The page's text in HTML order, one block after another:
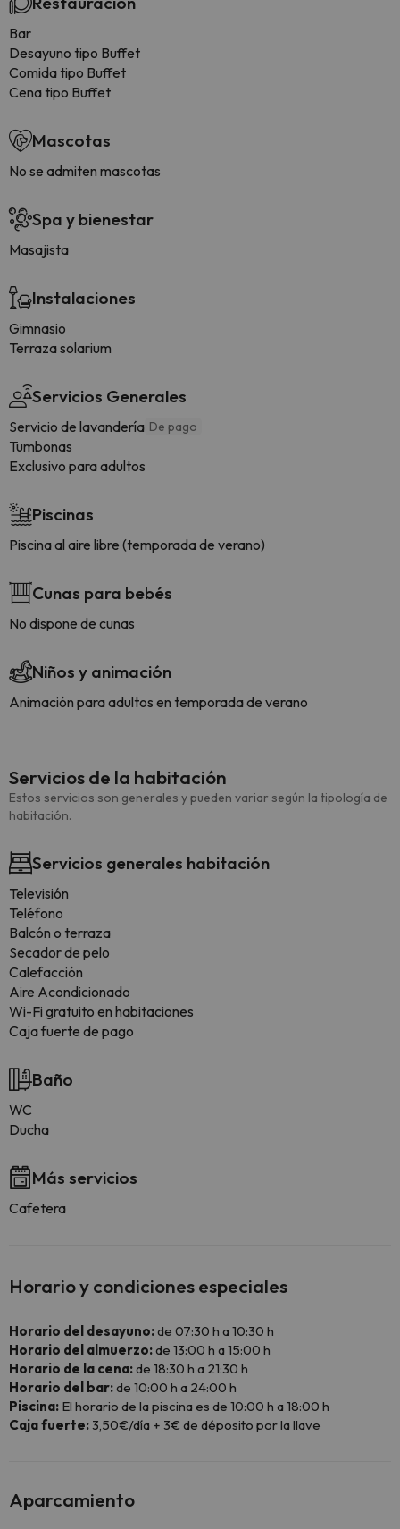
Bar
Desayuno tipo Buffet
Comida tipo Buffet
Cena tipo Buffet
Mascotas
No se admiten mascotas
Spa y bienestar
Masajista
Instalaciones
Gimnasio
Terraza solarium
Servicios Generales
Servicio de lavandería De pago
Tumbonas
Exclusivo para adultos
Piscinas
Piscina al aire libre (temporada de verano)
Cunas para bebés
No dispone de cunas
Niños y animación
Animación para adultos en temporada de verano
Servicios de la habitación
Estos servicios son generales y pueden variar según la tipología de
habitación.
Servicios generales habitación
Televisión
Teléfono
Balcón o terraza
Secador de pelo
Calefacción
Aire Acondicionado
Wi-Fi gratuito en habitaciones
Caja fuerte de pago
Baño
WC
Ducha
Más servicios
Cafetera
Horario y condiciones especiales
Horario del desayuno:de 07:30 h a 10:30 h
Horario del almuerzo:de 13:00 h a 15:00 h
Horario de la cena:de 18:30 h a 21:30 h
Horario del bar:de 10:00 h a 24:00 h
Piscina: El horario de la piscina es de 10:00 h a 18:00 h
Caja fuerte:3,50€/día + 3€ de déposito por la llave
Aparcamiento